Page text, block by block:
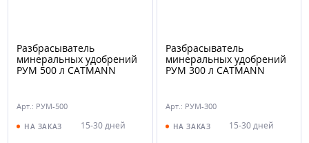
Разбрасыватель
минеральных удобрений
РУМ 500 л CATMANN
Арт.: РУМ-500
НА ЗАКАЗ 15-30 дней
Разбрасыватель
минеральных удобрений
РУМ 300 л CATMANN
Арт.: РУМ-300
НА ЗАКАЗ 15-30 дней